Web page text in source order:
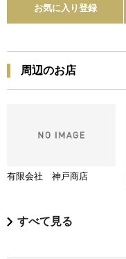
お気に入り登録
周辺のお店
有限会社 神戸商店
すべて見る